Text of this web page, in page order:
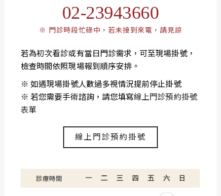
02-23943660
※ 門診時段忙碌中，若未接到來電，請見諒
若為初次看診或有當日門診需求，可至現場掛號，
檢查時間依照現場報到順序安排。
※ 如遇現場掛號人數過多視情況提前停止掛號
※ 若您需要手術諮詢，請您填寫線上門診預約掛號
表單
線上門診預約掛號